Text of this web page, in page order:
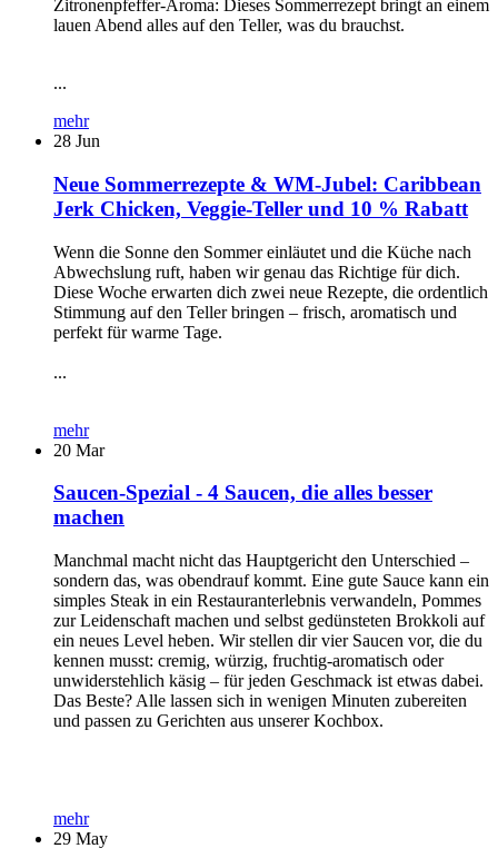
Zitronenpfeffer-Aroma: Dieses Sommerrezept bringt an einem
lauen Abend alles auf den Teller, was du brauchst.
...
mehr
28 Jun
Neue Sommerrezepte & WM-Jubel: Caribbean
Jerk Chicken, Veggie-Teller und 10 % Rabatt
Wenn die Sonne den Sommer einläutet und die Küche nach
Abwechslung ruft, haben wir genau das Richtige für dich.
Diese Woche erwarten dich zwei neue Rezepte, die ordentlich
Stimmung auf den Teller bringen – frisch, aromatisch und
perfekt für warme Tage.
...
mehr
20 Mar
Saucen-Spezial - 4 Saucen, die alles besser
machen
Manchmal macht nicht das Hauptgericht den Unterschied –
sondern das, was obendrauf kommt. Eine gute Sauce kann ein
simples Steak in ein Restauranterlebnis verwandeln, Pommes
zur Leidenschaft machen und selbst gedünsteten Brokkoli auf
ein neues Level heben. Wir stellen dir vier Saucen vor, die du
kennen musst: cremig, würzig, fruchtig-aromatisch oder
unwiderstehlich käsig – für jeden Geschmack ist etwas dabei.
Das Beste? Alle lassen sich in wenigen Minuten zubereiten
und passen zu Gerichten aus unserer Kochbox.
mehr
29 May